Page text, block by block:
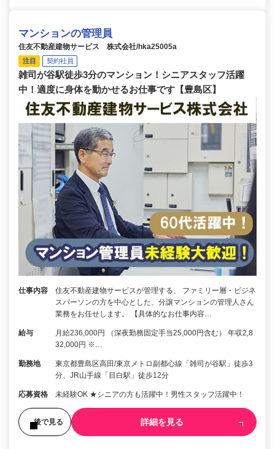
マンションの管理員
住友不動産建物サービス 株式会社/hka25005a
注目 契約社員
雑司が谷駅徒歩3分のマンション！シニアスタッフ活躍
中！適度に身体を動かせるお仕事です【豊島区】
仕事内容
住友不動産建物サービスが管理する、 ファミリー層・ビジネ
スパーソンの方を中心とした、分譲マンションの管理人さん
業務をお任せします。 【具体的なお仕事内容…
給与
月給236,000円 （深夜勤務固定手当25,000円含む） 年収2,8
32,000円 ※…
勤務地
東京都豊島区高田/東京メトロ副都心線「雑司が谷駅」徒歩3
分、JR山手線「目白駅」徒歩12分
応募資格 未経験OK ★シニアの方も活躍中！男性スタッフ活躍中！
後で見る 詳細を見る